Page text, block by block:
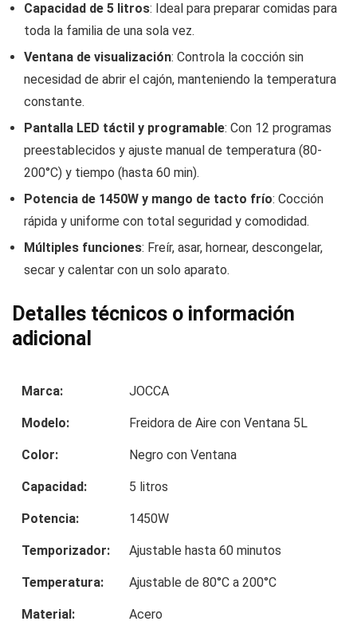
Capacidad de 5 litros: Ideal para preparar comidas para
toda la familia de una sola vez.
Ventana de visualización: Controla la cocción sin
necesidad de abrir el cajón, manteniendo la temperatura
constante.
Pantalla LED táctil y programable: Con 12 programas
preestablecidos y ajuste manual de temperatura (80-
200°C) y tiempo (hasta 60 min).
Potencia de 1450W y mango de tacto frío: Cocción
rápida y uniforme con total seguridad y comodidad.
Múltiples funciones: Freír, asar, hornear, descongelar,
secar y calentar con un solo aparato.
Detalles técnicos o información
adicional
Marca: JOCCA
Modelo: Freidora de Aire con Ventana 5L
Color: Negro con Ventana
Capacidad: 5 litros
Potencia: 1450W
Temporizador: Ajustable hasta 60 minutos
Temperatura: Ajustable de 80°C a 200°C
Material: Acero